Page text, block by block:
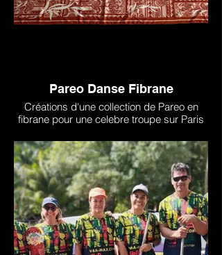
Pareo Danse Fibrane
Créations d'une collection de Pareo en
fibrane pour une celebre troupe sur Paris